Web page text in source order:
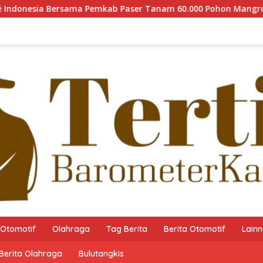
Bersama Pemkab Paser Tanam 60.000 Pohon Mangrove
Otomotif Olahraga Tag Berita Berita Otomotif
Olahraga Bulutangkis